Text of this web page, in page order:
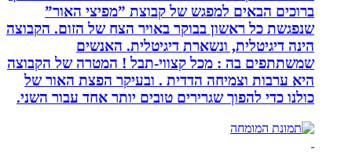
ברוכים הבאים למפגש של קבוצת ”מפיצי האור”
שנפגשת כל ראשון בבוקר באויר הצח של הזום. הקבוצה
הינה דיגיטלית, ונשארת דיגיטלית. האנשים
שמשתתפים בה : מכל קצווי-תבל ! המטרה של הקבוצה
היא ערבות וצמיחה הדדית . ובעיקר הפצת האור של
כולנו כדי להפוך שגרירים טובים יותר אחד עבור השני.